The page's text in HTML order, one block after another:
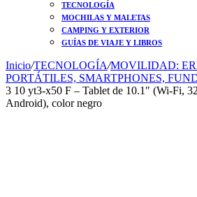
TECNOLOGÍA
MOCHILAS Y MALETAS
CAMPING Y EXTERIOR
GUÍAS DE VIAJE Y LIBROS
Inicio/TECNOLOGÍA/MOVILIDAD:
PORTÁTILES, SMARTPHONES,
3 10 yt3-x50 F – Tablet de 10.1″ (Wi-Fi,
Android), color negro